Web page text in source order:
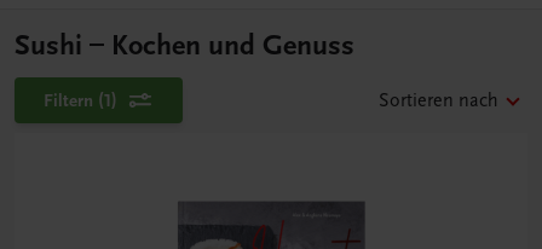
Sushi – Kochen und Genuss
Filtern (1) Sortieren nach